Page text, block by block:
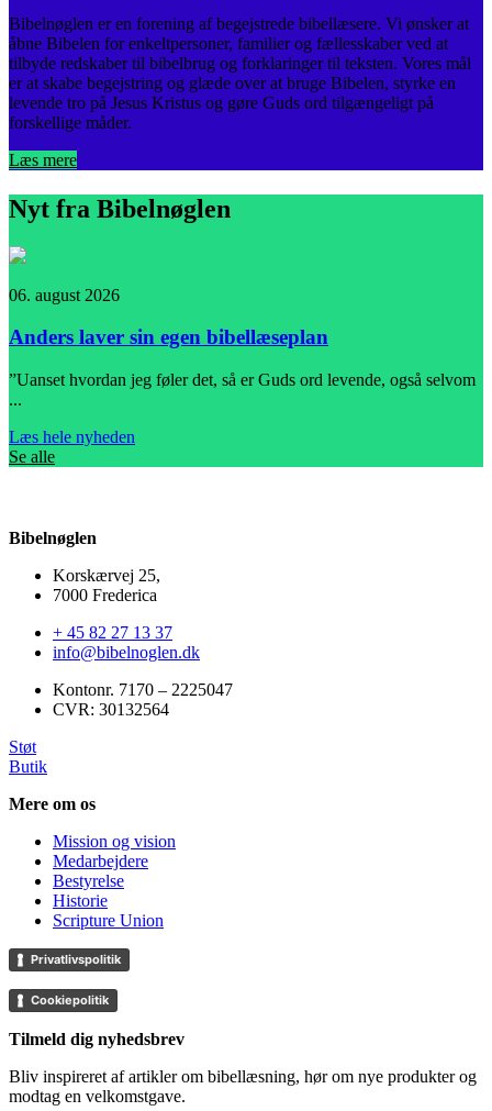
Bibelnøglen er en forening af begejstrede bibellæsere. Vi ønsker at
åbne Bibelen for enkeltpersoner, familier og fællesskaber ved at
tilbyde redskaber til bibelbrug og forklaringer til teksten. Vores mål
er at skabe begejstring og glæde over at bruge Bibelen, styrke en
levende tro på Jesus Kristus og gøre Guds ord tilgængeligt på
forskellige måder.
Læs mere
Nyt fra Bibelnøglen
06. august 2026
Anders laver sin egen bibellæseplan
”Uanset hvordan jeg føler det, så er Guds ord levende, også selvom
...
Læs hele nyheden
Se alle
Bibelnøglen
Korskærvej 25,
7000 Frederica
+ 45 82 27 13 37
info@bibelnoglen.dk
Kontonr. ‍7170 – 2225047
CVR: ‍30132564
Støt
Butik
Mere om os
Mission og vision
Medarbejdere
Bestyrelse
Historie
Scripture Union
Privatlivspolitik
Cookiepolitik
Tilmeld dig nyhedsbrev
Bliv inspireret af artikler om bibellæsning, hør om nye produkter og
modtag en velkomstgave.